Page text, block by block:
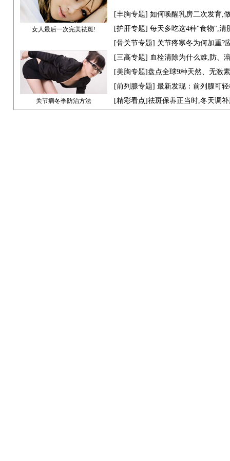
女人最后一次完美祛斑!
[丰胸专题] 如何唤醒乳房二次发育,
[护肝专题] 每天多吃这4种"食物",清
[骨关节专题] 关节疼寒冬为何加重?
关节病冬季防治方法
[三高专题] 血栓清除为什么难,防、
[美胸专题]盘点全球9种天然、无激
[前列腺专题] 最新发现：前列腺可
[精彩看点]祛斑保养正当时,冬天调